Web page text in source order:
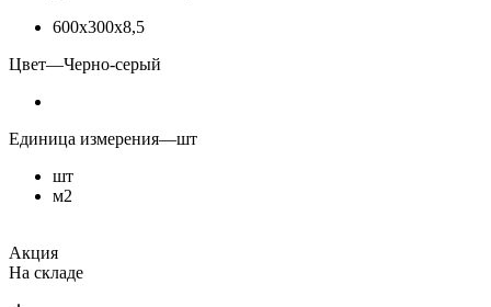
600х300х8,5
Цвет—Черно-серый
Единица измерения—шт
шт
м2
Акция
На складе